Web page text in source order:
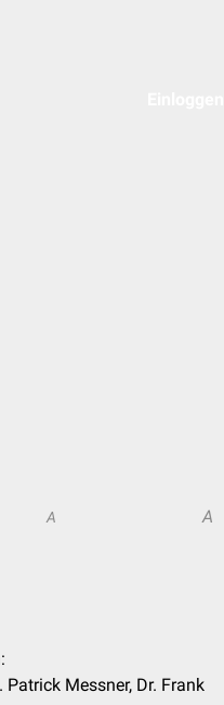
A A
Patrick Messner, Dr. Frank